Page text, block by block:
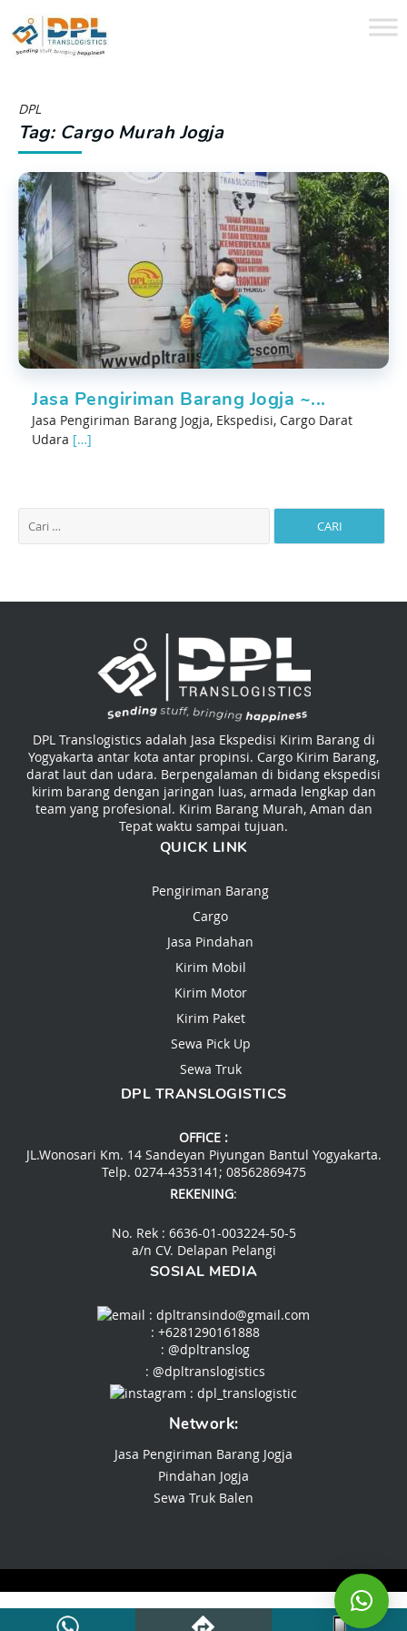
DPL
Tag: Cargo Murah Jogja
Jasa Pengiriman Barang Jogja ~...
Jasa Pengiriman Barang Jogja, Ekspedisi, Cargo Darat
Udara […]
DPL Translogistics adalah Jasa Ekspedisi Kirim Barang di
Yogyakarta antar kota antar propinsi. Cargo Kirim Barang,
darat laut dan udara. Berpengalaman di bidang ekspedisi
kirim barang dengan jaringan luas, armada lengkap dan
team yang profesional. Kirim Barang Murah, Aman dan
Tepat waktu sampai tujuan.
QUICK LINK
Pengiriman Barang
Cargo
Jasa Pindahan
Kirim Mobil
Kirim Motor
Kirim Paket
Sewa Pick Up
Sewa Truk
DPL TRANSLOGISTICS
OFFICE :
JL.Wonosari Km. 14 Sandeyan Piyungan Bantul Yogyakarta.
Telp. 0274-4353141; 08562869475
REKENING:
No. Rek : 6636-01-003224-50-5
a/n CV. Delapan Pelangi
SOSIAL MEDIA
: dpltransindo@gmail.com
: +6281290161888
: @dpltranslog
: @dpltranslogistics
: dpl_translogistic
Network:
Jasa Pengiriman Barang Jogja
Pindahan Jogja
Sewa Truk Balen